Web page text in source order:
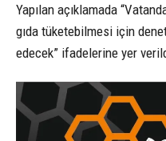
Yapılan açıklamada
gıda tüketebilmesi için
edecek” ifadelerine yer